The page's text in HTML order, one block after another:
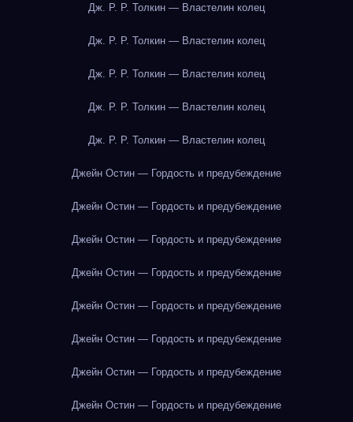
Дж. Р. Р. Толкин — Властелин колец
Дж. Р. Р. Толкин — Властелин колец
Дж. Р. Р. Толкин — Властелин колец
Дж. Р. Р. Толкин — Властелин колец
Дж. Р. Р. Толкин — Властелин колец
Джейн Остин — Гордость и предубеждение
Джейн Остин — Гордость и предубеждение
Джейн Остин — Гордость и предубеждение
Джейн Остин — Гордость и предубеждение
Джейн Остин — Гордость и предубеждение
Джейн Остин — Гордость и предубеждение
Джейн Остин — Гордость и предубеждение
Джейн Остин — Гордость и предубеждение